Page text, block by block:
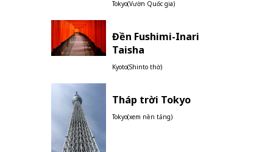
Tokyo(Vườn Quốc gia)
Đền Fushimi-Inari
Taisha
Kyoto(Shinto thờ)
Tháp trời Tokyo
Tokyo(xem nền tảng)